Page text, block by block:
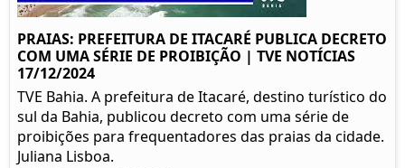
PRAIAS: PREFEITURA DE ITACARÉ PUBLICA DECRETO
COM UMA SÉRIE DE PROIBIÇÃO | TVE NOTÍCIAS
17/12/2024
TVE Bahia. A prefeitura de Itacaré, destino turístico do
sul da Bahia, publicou decreto com uma série de
proibições para frequentadores das praias da cidade.
Juliana Lisboa.